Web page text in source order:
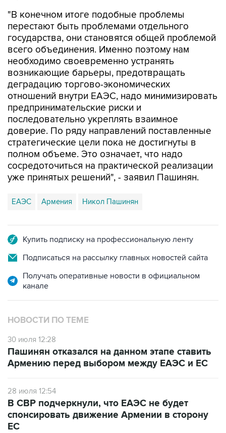
"В конечном итоге подобные проблемы
перестают быть проблемами отдельного
государства, они становятся общей проблемой
всего объединения. Именно поэтому нам
необходимо своевременно устранять
возникающие барьеры, предотвращать
деградацию торгово-экономических
отношений внутри ЕАЭС, надо минимизировать
предпринимательские риски и
последовательно укреплять взаимное
доверие. По ряду направлений поставленные
стратегические цели пока не достигнуты в
полном объеме. Это означает, что надо
сосредоточиться на практической реализации
уже принятых решений", - заявил Пашинян.
ЕАЭС Армения Никол Пашинян
Купить подписку на профессиональную ленту
Подписаться на рассылку главных новостей сайта
Получать оперативные новости в официальном
канале
НОВОСТИ ПО ТЕМЕ
30 июля 12:28
Пашинян отказался на данном этапе ставить
Армению перед выбором между ЕАЭС и ЕС
28 июля 12:54
В СВР подчеркнули, что ЕАЭС не будет
спонсировать движение Армении в сторону
ЕС